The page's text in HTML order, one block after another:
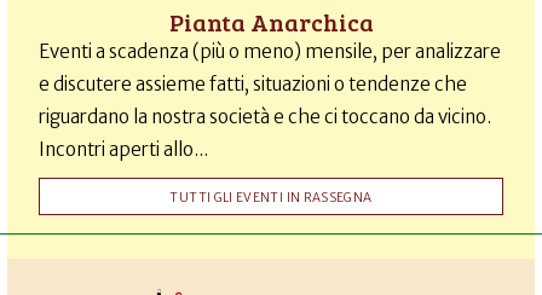
Pianta Anarchica
Eventi a scadenza (più o meno) mensile, per analizzare
e discutere assieme fatti, situazioni o tendenze che
riguardano la nostra società e che ci toccano da vicino.
Incontri aperti allo...
TUTTI GLI EVENTI IN RASSEGNA